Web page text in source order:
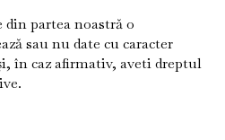
partea noastră o
sau nu date cu caracter
în caz afirmativ, aveti dreptul